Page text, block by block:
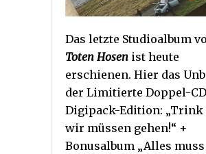
Das letzte Studioalbum
Toten Hosen ist heute
erschienen. Hier das
der Limitierte Doppel-
Digipack-Edition: „Trink
wir müssen gehen!“ +
Bonusalbum „Alles muss